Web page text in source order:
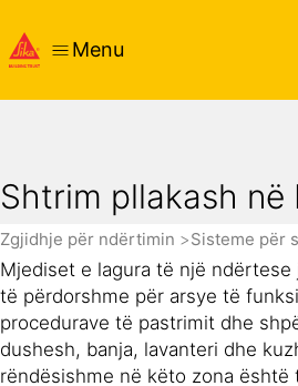
Menu
Shtrim pllakash në
Zgjidhje për ndërtimin Sisteme për
Mjediset e lagura të një ndërtese
të përdorshme për arsye të
procedurave të pastrimit dhe
dushesh, banja, lavanteri dhe
rëndësishme në këto zona